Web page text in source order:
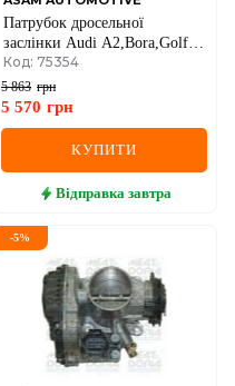
Патрубок дросельної
заслінки Audi A2,Bora,Golf
IV,V,Polo,Skoda Fabia
I,Octavia I,II 1.2/1.4 VW
Код: 75354
5 863 грн
5 570 грн
КУПИТИ
Відправка завтра
-5%